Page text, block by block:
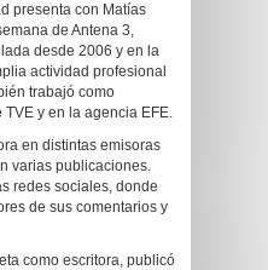
presenta con Matías
de Antena 3,
desde 2006 y en la
actividad profesional
trabajó como
y en la agencia EFE.
en distintas emisoras
varias publicaciones.
redes sociales, donde
de sus comentarios y
como escritora, publicó